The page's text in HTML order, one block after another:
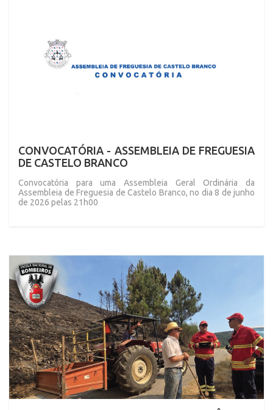
CONVOCATÓRIA - ASSEMBLEIA DE FREGUESIA
DE CASTELO BRANCO
Convocatória para uma Assembleia Geral Ordinária da
Assembleia de Freguesia de Castelo Branco, no dia 8 de junho
de 2026 pelas 21h00